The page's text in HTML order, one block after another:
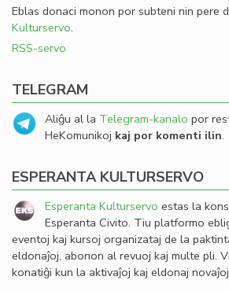
Eblas donaci monon por subteni nin pere
Kulturservo.
RSS-servo
TELEGRAM
Aliĝu al la Telegram-kanalo por
HeKomunikoj kaj por komenti ilin.
ESPERANTA KULTURSERVO
Esperanta Kulturservo estas la
Esperanta Civito. Tiu platformo
eventoj kaj kursoj organizataj de la
eldonaĵoj, abonon al revuoj kaj multe pli.
konatiĝi kun la aktivaĵoj kaj eldonaj